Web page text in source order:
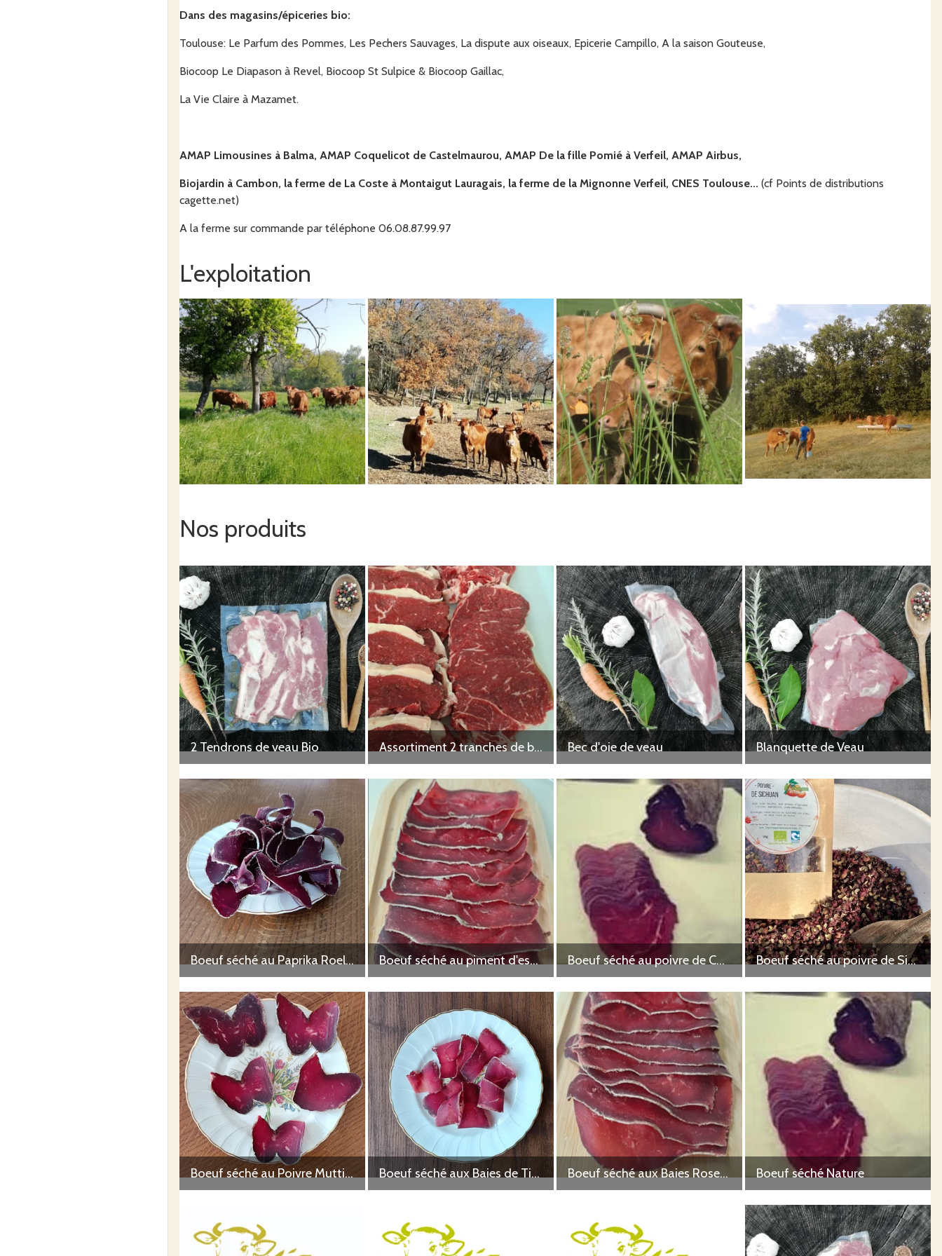
Commander
25
VENDREDI - FERME DE
LACOSTE-
lauragais
septembre à 0h00 au jeudi 24 septembre à
17h00
Dans des magasins/épiceries bio:
Toulouse: Le Parfum des Pommes, Les Pechers Sauvages, La dispute aux oiseaux, Epicerie Campillo, A la saison Gouteuse,
Biocoop Le Diapason à Revel, Biocoop St Sulpice & Biocoop Gaillac,
La Vie Claire à Mazamet.
AMAP Limousines à Balma, AMAP Coquelicot de Castelmaurou, AMAP De la fille Pomié à Verfeil, AMAP Airbus,
Biojardin à Cambon, la ferme de La Coste à Montaigut Lauragais, la ferme de la Mignonne Verfeil, CNES Toulouse... (cf Points de distributions
cagette.net)
A la ferme sur commande par téléphone 06.08.87.99.97
L'exploitation
Nos produits
2 Tendrons de veau Bio Assortiment 2 tranches de bœuf Bio Bec d'oie de veau Blanquette de Veau
Boeuf séché au Paprika Roellinger Boeuf séché au piment d'espelette Bio Boeuf séché au poivre de Cassis Bio Boeuf séché au poivre de Sichuan local
Boeuf séché au Poivre Muttiarmundi Boeuf séché aux Baies de Timut Boeuf séché aux Baies Roses Bio Boeuf séché Nature